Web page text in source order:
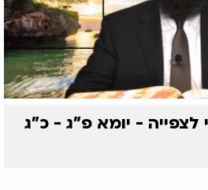
לצפייה - יומא פ"ג - כ"ג